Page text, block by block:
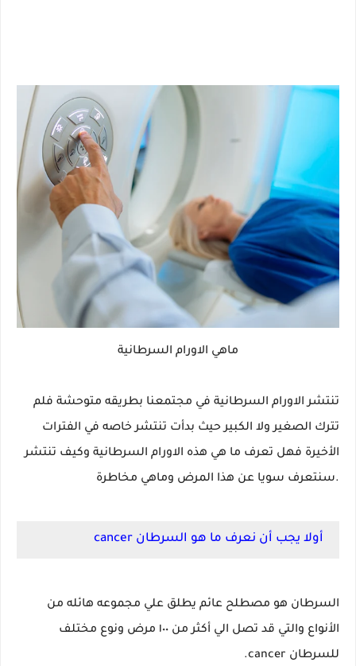
ماهي الاورام السرطانية
تنتشر الاورام السرطانية في مجتمعنا بطريقه متوحشة فلم
تترك الصغير ولا الكبير حيث بدأت تنتشر خاصه في الفترات
الأخيرة فهل تعرف ما هي هذه الاورام السرطانية وكيف تنتشر
.سنتعرف سويا عن هذا المرض وماهي مخاطرة
أولا يجب أن نعرف ما هو السرطان cancer
السرطان هو مصطلح عائم يطلق علي مجموعه هائله من
الأنواع والتي قد تصل الي أكثر من ١٠٠ مرض ونوع مختلف
للسرطان cancer.